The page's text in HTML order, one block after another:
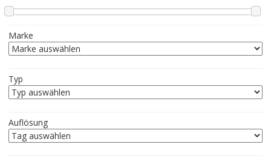
Marke
Typ
Auflösung